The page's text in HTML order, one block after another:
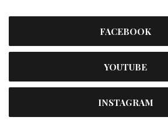
FACEBOOK
YOUTUBE
INSTAGRAM